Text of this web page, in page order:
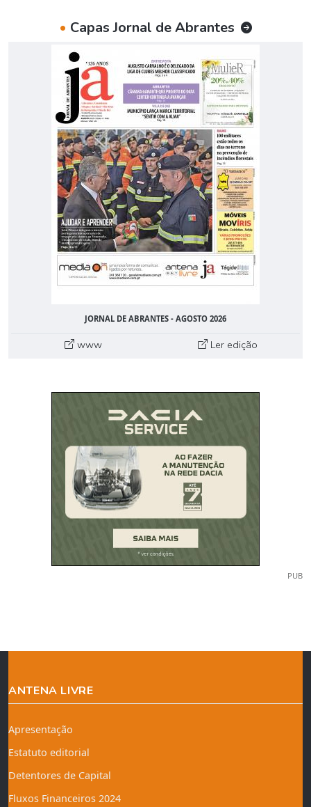
• Capas Jornal de Abrantes
JORNAL DE ABRANTES - AGOSTO 2026
www Ler edição
PUB
ANTENA LIVRE
Apresentação
Estatuto editorial
Detentores de Capital
Fluxos Financeiros 2024